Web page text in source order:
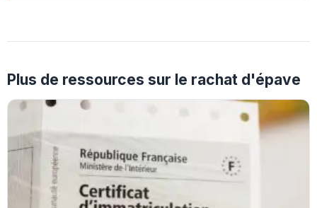
Plus de ressources sur le rachat d'épave